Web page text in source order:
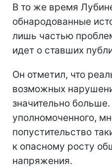
В то же время
обнародованные
лишь частью
идет о ставших
Он отметил, что
возможных
значительно
уполномоченного,
попустительство
к опасному росту
напряжения.